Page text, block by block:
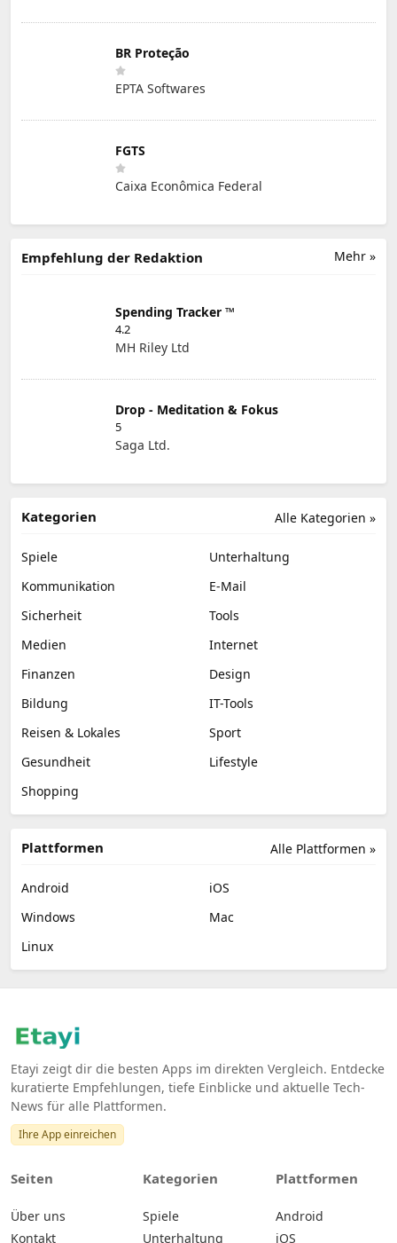
BR Proteção
EPTA Softwares
FGTS
Caixa Econômica Federal
Mehr »
Empfehlung der Redaktion
Spending Tracker ™
4.2
MH Riley Ltd
Drop - Meditation & Fokus
5
Saga Ltd.
Alle Kategorien »
Kategorien
Spiele
Unterhaltung
Kommunikation
E-Mail
Sicherheit
Tools
Medien
Internet
Finanzen
Design
Bildung
IT-Tools
Reisen & Lokales
Sport
Gesundheit
Lifestyle
Shopping
Alle Plattformen »
Plattformen
Android
iOS
Windows
Mac
Linux
Etayi zeigt dir die besten Apps im direkten Vergleich. Entdecke
kuratierte Empfehlungen, tiefe Einblicke und aktuelle Tech-
News für alle Plattformen.
Ihre App einreichen
Seiten
Über uns
Kontakt
Kategorien
Spiele
Unterhaltung
Plattformen
Android
iOS